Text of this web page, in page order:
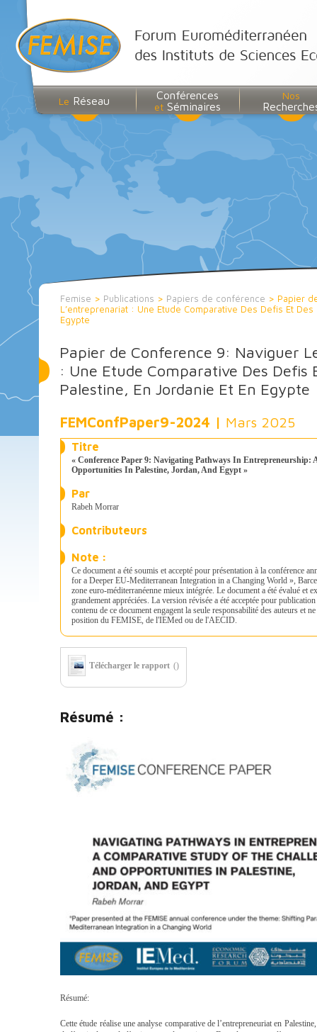
Le Réseau Conférences
et Séminaires
Nos
Femise > Publications > Papiers de conférence > Papier
L’entreprenariat : Une Etude Comparative Des Defis Et
Egypte
Papier de Conference 9: Naviguer
: Une Etude Comparative Des Defis
Palestine, En Jordanie Et En Egypte
FEMConfPaper9-2024 | Mars 2025
Titre
« Conference Paper 9: Navigating Pathways In Entrepreneurship:
Opportunities In Palestine, Jordan, And Egypt »
Par
Rabeh Morrar
Contributeurs
Note :
Ce document a été soumis et accepté pour présentation à la conférence
for a Deeper EU-Mediterranean Integration in a Changing World »,
zone euro-méditerranéenne mieux intégrée. Le document a été évalué et
grandement appréciées. La version révisée a été acceptée pour
contenu de ce document engagent la seule responsabilité des auteurs et
position du FEMISE, de l'IEMed ou de l'AECID.
Télécharger le rapport ()
Résumé :
Résumé:
Cette étude réalise une analyse comparative de l’entrepreneuriat en